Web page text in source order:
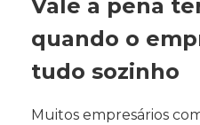
Vale a pena
quando o
tudo sozinho
Muitos empresários